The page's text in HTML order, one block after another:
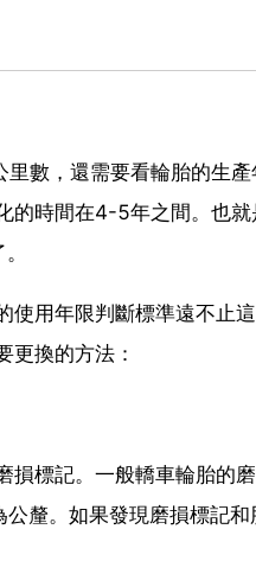
數，還需要看輪胎的生產
的時間在4-5年之間。也
使用年限判斷標準遠不止
更換的方法：
損標記。一般轎車輪胎的
釐。如果發現磨損標記和